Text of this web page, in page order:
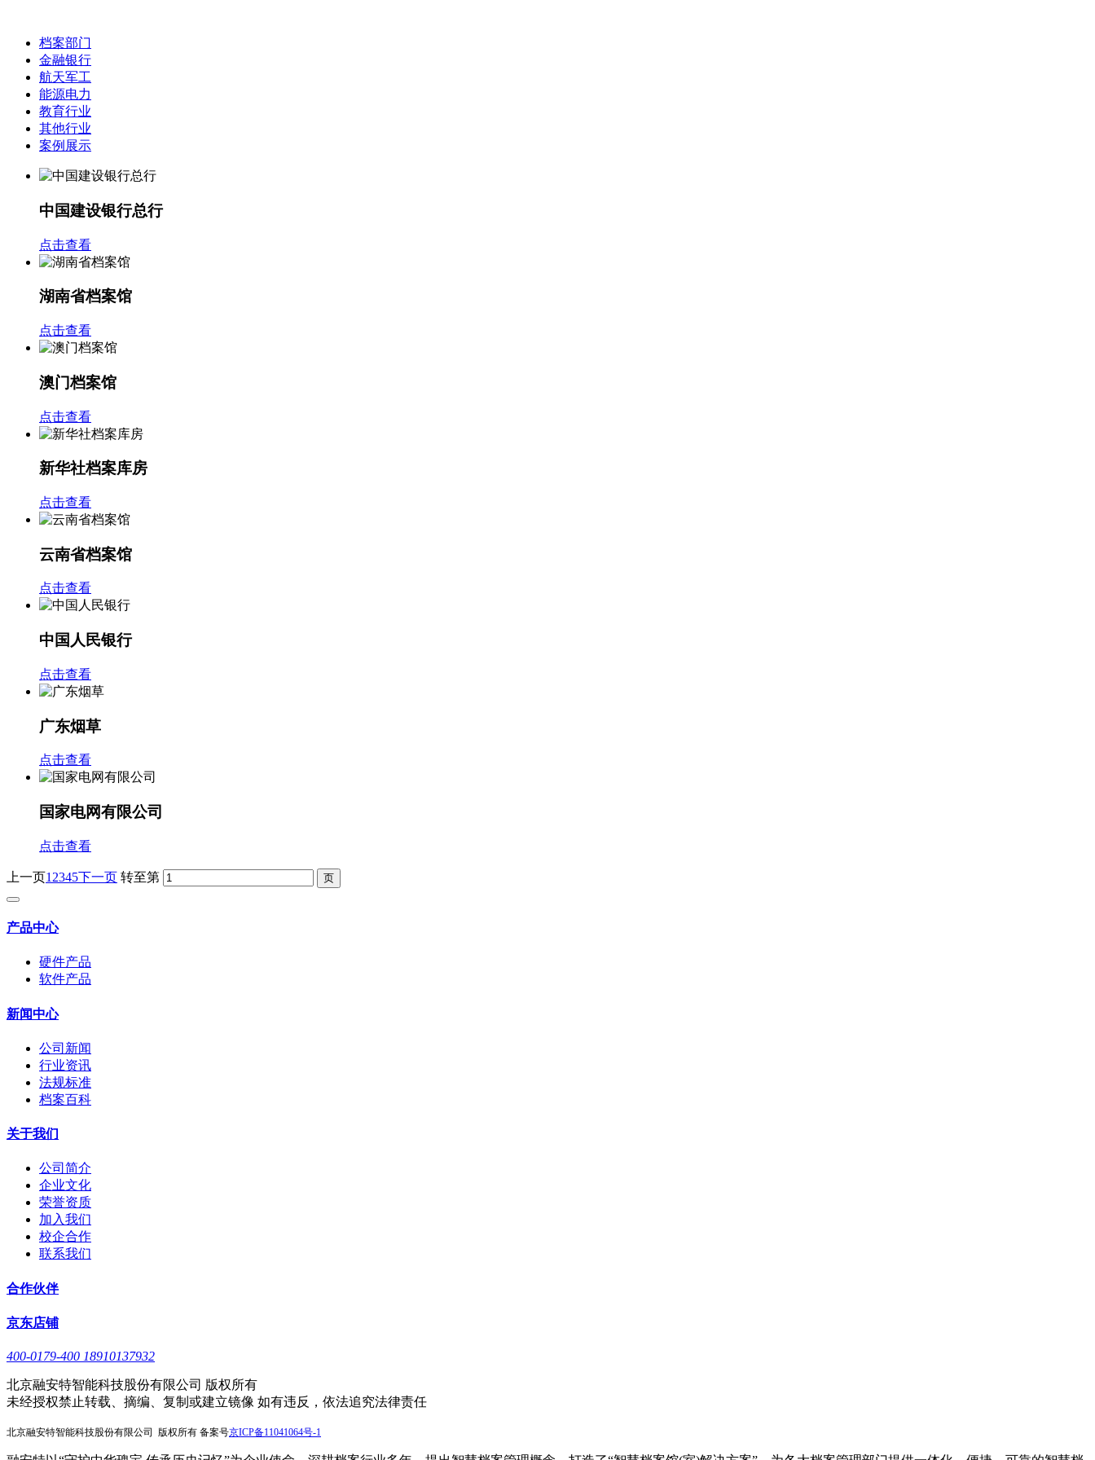
档案部门
金融银行
航天军工
能源电力
教育行业
其他行业
案例展示
中国建设银行总行
点击查看
湖南省档案馆
点击查看
澳门档案馆
点击查看
新华社档案库房
点击查看
云南省档案馆
点击查看
中国人民银行
点击查看
广东烟草
点击查看
国家电网有限公司
点击查看
上一页1 2345下一页 转至第
产品中心
硬件产品
软件产品
新闻中心
公司新闻
行业资讯
法规标准
档案百科
关于我们
公司简介
企业文化
荣誉资质
加入我们
校企合作
联系我们
合作伙伴
京东店铺
400-0179-400 18910137932
北京融安特智能科技股份有限公司 版权所有
未经授权禁止转载、摘编、复制或建立镜像 如有违反，依法追究法律责任
北京融安特智能科技股份有限公司 版权所有 备案号京ICP备11041064号-1